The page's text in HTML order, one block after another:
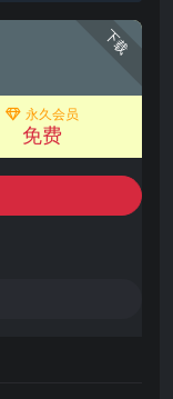
下载
永久会员
免费